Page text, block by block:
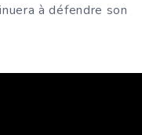
à défendre son